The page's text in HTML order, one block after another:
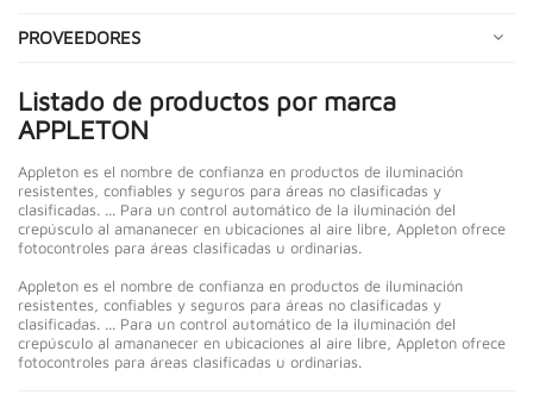
PROVEEDORES
Listado de productos por marca
APPLETON
Appleton es el nombre de confianza en productos de iluminación
resistentes, confiables y seguros para áreas no clasificadas y
clasificadas. ... Para un control automático de la iluminación del
crepúsculo al amananecer en ubicaciones al aire libre, Appleton ofrece
fotocontroles para áreas clasificadas u ordinarias.
Appleton es el nombre de confianza en productos de iluminación
resistentes, confiables y seguros para áreas no clasificadas y
clasificadas. ... Para un control automático de la iluminación del
crepúsculo al amananecer en ubicaciones al aire libre, Appleton ofrece
fotocontroles para áreas clasificadas u ordinarias.